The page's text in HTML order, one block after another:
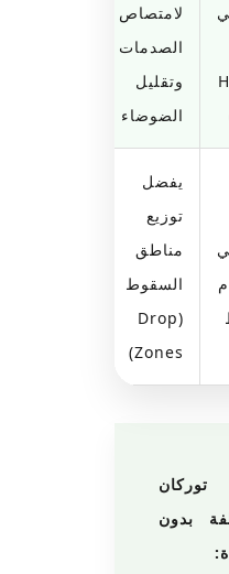
لامتصاص
الصدمات
وتقليل
الضوضاء
يفضل
توزيع
مناطق
السقوط
(Drop
Zones)
بدون